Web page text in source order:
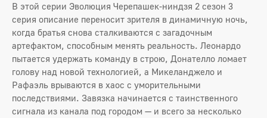
В этой серии Эволюция Черепашек-ниндзя 2 сезон 3
серия описание переносит зрителя в динамичную ночь,
когда братья снова сталкиваются с загадочным
артефактом, способным менять реальность. Леонардо
пытается удержать команду в строю, Донателло ломает
голову над новой технологией, а Микеланджело и
Рафаэль врываются в хаос с уморительными
последствиями. Завязка начинается с таинственного
сигнала из канала под городом — и всего за несколько